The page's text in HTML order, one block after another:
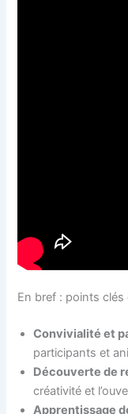
En bref : points clés
Convivialité et
participants et
Découverte de
créativité et
Apprentissage